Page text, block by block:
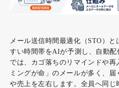
メール送信時間最適化（STO）
すい時間帯をAIが予測し、自動
では、カゴ落ちのリマインドや
ミングが命」のメールが多く、
や売上を左右します。全員へ同